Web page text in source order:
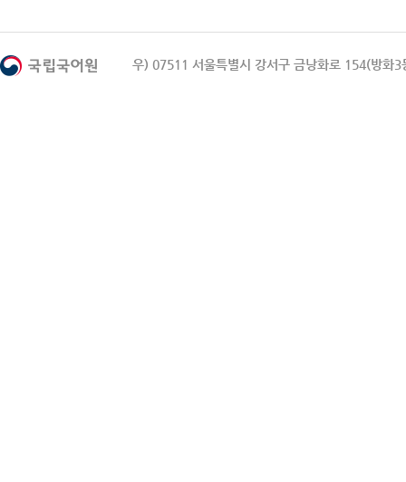
우) 07511 서울특별시 강서구 금낭화로 154(방화3